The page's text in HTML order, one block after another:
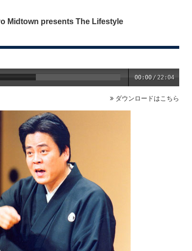
Midtown presents The Lifestyle
00:00 / 22:04
ダウンロードはこちら